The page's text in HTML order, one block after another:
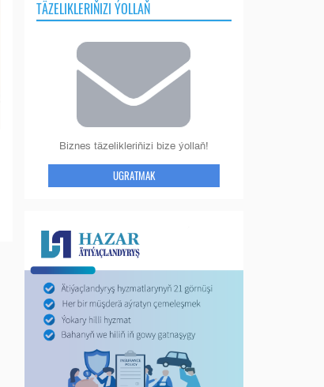
TÄZELIKLERIŇIZI ÝOLLAŇ
Biznes täzelikleriňizi bize ýollaň!
UGRATMAK